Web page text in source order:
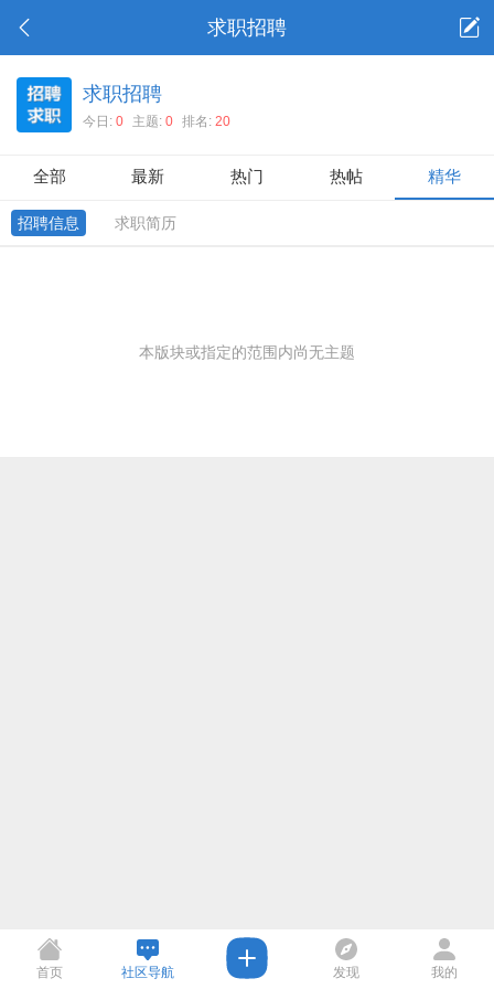
求职招聘
求职招聘
今日:0 主题:0 排名:20
全部 最新 热门 热帖 精华
招聘信息 求职简历
本版块或指定的范围内尚无主题
首页 社区导航 发现 我的